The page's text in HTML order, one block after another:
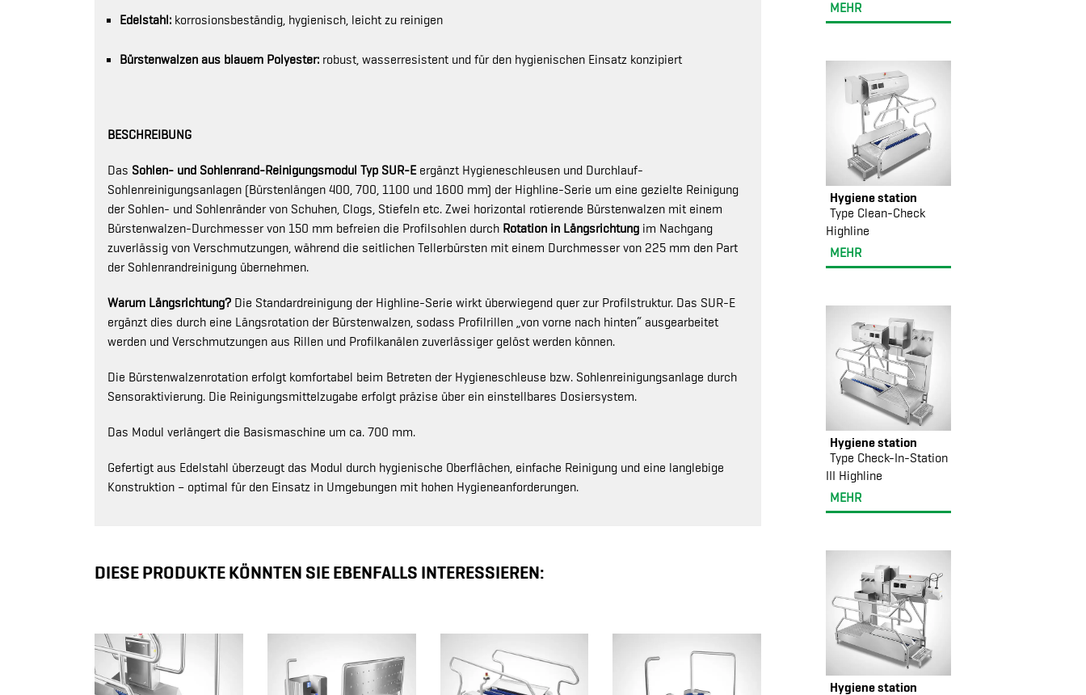
Edelstahl: korrosionsbeständig, hygienisch, leicht zu reinigen
Bürstenwalzen aus blauem Polyester: robust, wasserresistent und für den hygienischen Einsatz konzipiert
BESCHREIBUNG
Das Sohlen- und Sohlenrand-Reinigungsmodul Typ SUR-Eergänzt Hygieneschleusen und Durchlauf-
Sohlenreinigungsanlagen (Bürstenlängen 400, 700, 1100 und 1600 mm) der Highline-Serie um eine gezielte Reinigung
der Sohlen- und Sohlenränder von Schuhen, Clogs, Stiefeln etc. Zwei horizontal rotierende Bürstenwalzen mit einem
Bürstenwalzen-Durchmesser von 150 mm befreien die Profilsohlen durch Rotation in Längsrichtung im Nachgang
zuverlässig von Verschmutzungen, während die seitlichen Tellerbürsten mit einem Durchmesser von 225 mm den Part
der Sohlenrandreinigung übernehmen.
Warum Längsrichtung? Die Standardreinigung der Highline-Serie wirkt überwiegend quer zur Profilstruktur. Das SUR-E
ergänzt dies durch eine Längsrotation der Bürstenwalzen, sodass Profilrillen „von vorne nach hinten“ ausgearbeitet
werden und Verschmutzungen aus Rillen und Profilkanälen zuverlässiger gelöst werden können.
Die Bürstenwalzenrotation erfolgt komfortabel beim Betreten der Hygieneschleuse bzw. Sohlenreinigungsanlage durch
Sensoraktivierung. Die Reinigungsmittelzugabe erfolgt präzise über ein einstellbares Dosiersystem.
Das Modul verlängert die Basismaschine um ca. 700 mm.
Gefertigt aus Edelstahl überzeugt das Modul durch hygienische Oberflächen, einfache Reinigung und eine langlebige
Konstruktion – optimal für den Einsatz in Umgebungen mit hohen Hygieneanforderungen.
DIESE PRODUKTE KÖNNTEN SIE EBENFALLS INTERESSIEREN:
MEHR
Hygiene station
Type Clean-Check
Highline
MEHR
Hygiene station
Type Check-In-Station
III Highline
MEHR
Hygiene station